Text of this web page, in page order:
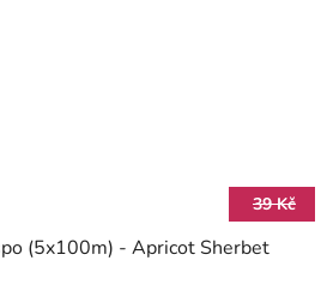
39 Kč
(5x100m) - Apricot Sherbet